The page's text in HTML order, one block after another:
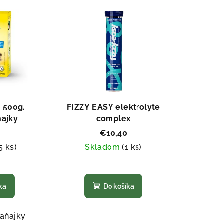
500g.
ks)
FIZZY EASY elektrolyte
complex
€10,40
Skladom(1 ks)
hodnotenie
produktu
je
Do košíka